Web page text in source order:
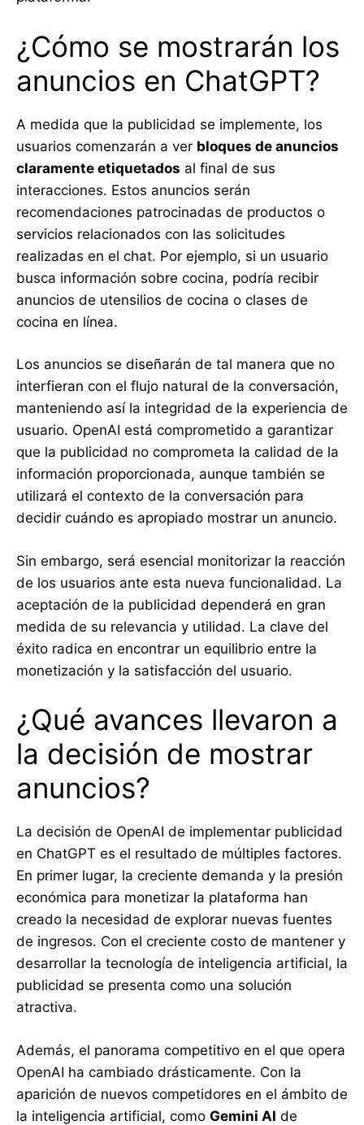
¿Cómo se mostrarán los
anuncios en ChatGPT?
A medida que la publicidad se implemente, los
usuarios comenzarán a ver bloques de anuncios
claramente etiquetados al final de sus
interacciones. Estos anuncios serán
recomendaciones patrocinadas de productos o
servicios relacionados con las solicitudes
realizadas en el chat. Por ejemplo, si un usuario
busca información sobre cocina, podría recibir
anuncios de utensilios de cocina o clases de
cocina en línea.
Los anuncios se diseñarán de tal manera que no
interfieran con el flujo natural de la conversación,
manteniendo así la integridad de la experiencia de
usuario. OpenAI está comprometido a garantizar
que la publicidad no comprometa la calidad de la
información proporcionada, aunque también se
utilizará el contexto de la conversación para
decidir cuándo es apropiado mostrar un anuncio.
Sin embargo, será esencial monitorizar la reacción
de los usuarios ante esta nueva funcionalidad. La
aceptación de la publicidad dependerá en gran
medida de su relevancia y utilidad. La clave del
éxito radica en encontrar un equilibrio entre la
monetización y la satisfacción del usuario.
¿Qué avances llevaron a
la decisión de mostrar
anuncios?
La decisión de OpenAI de implementar publicidad
en ChatGPT es el resultado de múltiples factores.
En primer lugar, la creciente demanda y la presión
económica para monetizar la plataforma han
creado la necesidad de explorar nuevas fuentes
de ingresos. Con el creciente costo de mantener y
desarrollar la tecnología de inteligencia artificial, la
publicidad se presenta como una solución
atractiva.
Además, el panorama competitivo en el que opera
OpenAI ha cambiado drásticamente. Con la
aparición de nuevos competidores en el ámbito de
la inteligencia artificial, como Gemini AI de